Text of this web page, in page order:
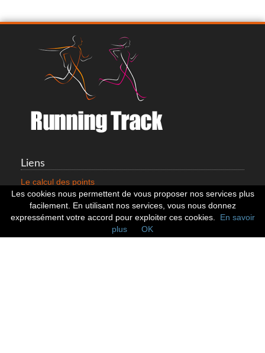
Liens
Le calcul des points
Mentions légales
Nous contacter
Cookies
Statistiques
Les cookies nous permettent de vous proposer nos services plus
facilement. En utilisant nos services, vous nous donnez
expressément votre accord pour exploiter ces cookies.
En savoir
plus
OK